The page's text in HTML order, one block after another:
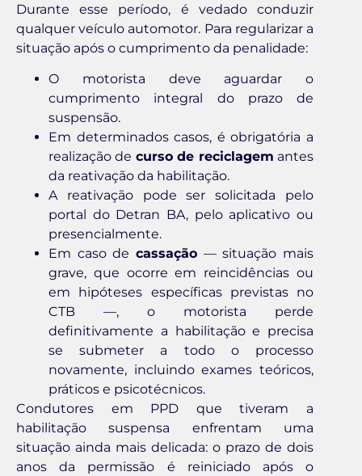
Durante esse período, é vedado conduzir
qualquer veículo automotor. Para regularizar a
situação após o cumprimento da penalidade:
O motorista deve aguardar o
cumprimento integral do prazo de
suspensão.
Em determinados casos, é obrigatória a
realização de curso de reciclagem antes
da reativação da habilitação.
A reativação pode ser solicitada pelo
portal do Detran BA, pelo aplicativo ou
presencialmente.
Em caso de cassação — situação mais
grave, que ocorre em reincidências ou
em hipóteses específicas previstas no
CTB —, o motorista perde
definitivamente a habilitação e precisa
se submeter a todo o processo
novamente, incluindo exames teóricos,
práticos e psicotécnicos.
Condutores em PPD que tiveram a
habilitação suspensa enfrentam uma
situação ainda mais delicada: o prazo de dois
anos da permissão é reiniciado após o